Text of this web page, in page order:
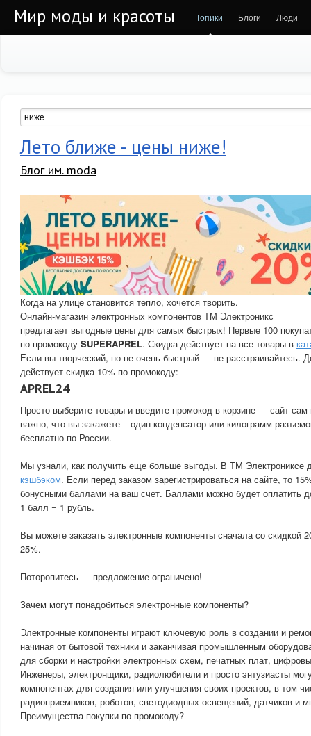
Мир моды и красоты Топики Блоги Люди
Лето ближе - цены ниже!
Блог им. moda
Когда на улице становится тепло, хочется творить.
Онлайн-магазин электронных компонентов ТМ Электроникс
предлагает выгодные цены для самых быстрых! Первые 100
по промокоду SUPERAPREL. Скидка действует на все товары в
Если вы творческий, но не очень быстрый — не расстраивайтесь.
действует скидка 10% по промокоду:
APREL24
Просто выберите товары и введите промокод в корзине — сайт сам
важно, что вы закажете – один конденсатор или килограмм
бесплатно по России.
Мы узнали, как получить еще больше выгоды. В ТМ Электрониксе
кэшбэком. Если перед заказом зарегистрироваться на сайте, то
бонусными баллами на ваш счет. Баллами можно будет оплатить
1 балл = 1 рубль.
Вы можете заказать электронные компоненты сначала со скидкой
25%.
Поторопитесь — предложение ограничено!
Зачем могут понадобиться электронные компоненты?
Электронные компоненты играют ключевую роль в создании и
начиная от бытовой техники и заканчивая промышленным
для сборки и настройки электронных схем, печатных плат,
Инженеры, электронщики, радиолюбители и просто энтузиасты
компонентах для создания или улучшения своих проектов, в том
радиоприемников, роботов, светодиодных освещений, датчиков и
Преимущества покупки по промокоду?